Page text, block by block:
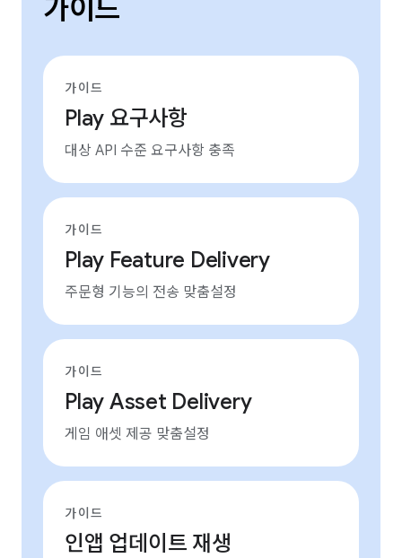
가이드
가이드
Play 요구사항
대상 API 수준 요구사항 충족
가이드
Play Feature Delivery
주문형 기능의 전송 맞춤설정
가이드
Play Asset Delivery
게임 애셋 제공 맞춤설정
가이드
인앱 업데이트 재생